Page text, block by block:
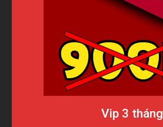
Vip 3 tháng